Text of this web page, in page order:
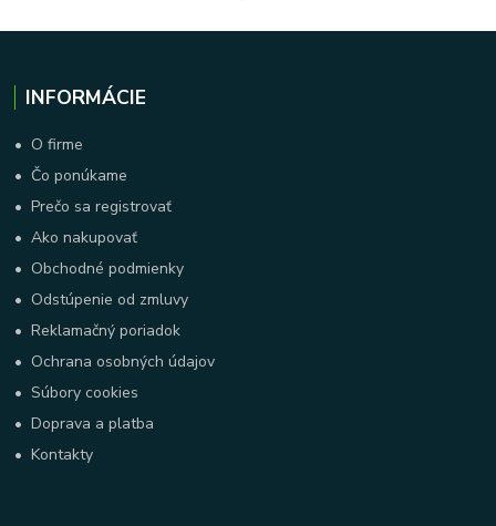
INFORMÁCIE
• O firme
• Čo ponúkame
•Prečo sa registrovať
•Ako nakupovať
• Obchodné podmienky
• Odstúpenie od zmluvy
•Reklamačný poriadok
• Ochrana osobných údajov
•Súbory cookies
•Doprava a platba
•Kontakty